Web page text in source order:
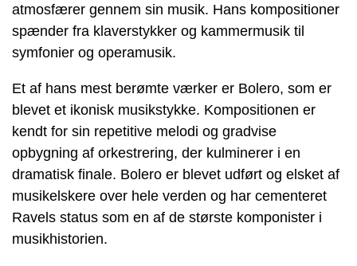
atmosfærer gennem sin musik. Hans kompositioner
spænder fra klaverstykker og kammermusik til
symfonier og operamusik.
Et af hans mest berømte værker er Bolero, som er
blevet et ikonisk musikstykke. Kompositionen er
kendt for sin repetitive melodi og gradvise
opbygning af orkestrering, der kulminerer i en
dramatisk finale. Bolero er blevet udført og elsket af
musikelskere over hele verden og har cementeret
Ravels status som en af ​​de største komponister i
musikhistorien.